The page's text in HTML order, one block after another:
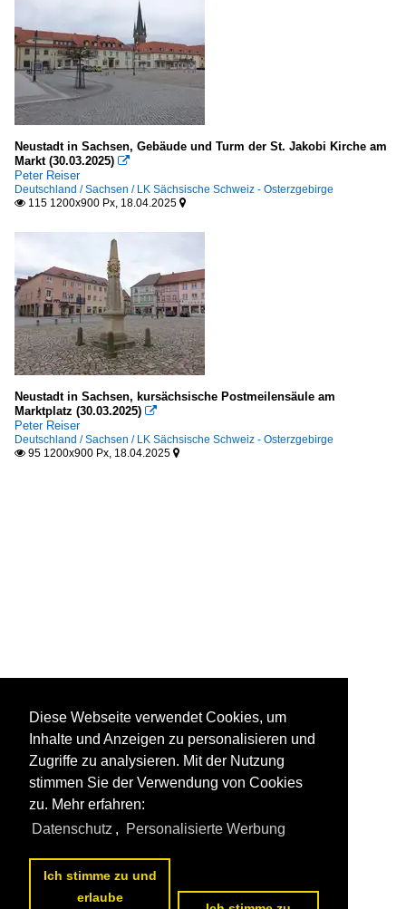
Neustadt in Sachsen, Gebäude und Turm der St. Jakobi Kirche am
Markt (30.03.2025) 
Peter Reiser
Deutschland / Sachsen / LK Sächsische Schweiz - Osterzgebirge
 115 1200x900 Px, 18.04.2025 
Neustadt in Sachsen, kursächsische Postmeilensäule am
Marktplatz (30.03.2025) 
Peter Reiser
Deutschland / Sachsen / LK Sächsische Schweiz - Osterzgebirge
 95 1200x900 Px, 18.04.2025 
Diese Webseite verwendet Cookies, um
Inhalte und Anzeigen zu personalisieren und
Zugriffe zu analysieren. Mit der Nutzung
stimmen Sie der Verwendung von Cookies
zu. Mehr erfahren:
Datenschutz , Personalisierte Werbung
Ich stimme zu und
erlaube